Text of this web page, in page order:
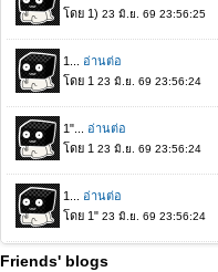
Friends' blogs